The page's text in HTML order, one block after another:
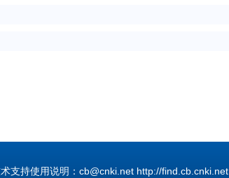
支持使用说明：cb@cnki.net http://find.cb.cnki.net